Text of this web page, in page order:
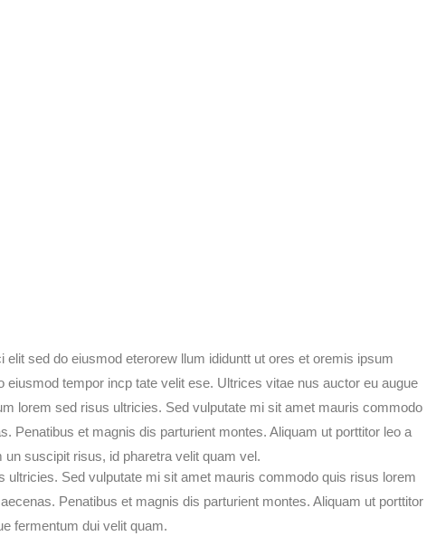
sed do eiusmod eterorew llum ididuntt ut ores et oremis ipsum
tempor incp tate velit ese. Ultrices vitae nus auctor eu augue
lorem sed risus ultricies. Sed vulputate mi sit amet mauris commodo
Penatibus et magnis dis parturient montes. Aliquam ut porttitor leo a
suscipit risus, id pharetra velit quam vel.
ultricies. Sed vulputate mi sit amet mauris commodo quis risus lorem
Penatibus et magnis dis parturient montes. Aliquam ut porttitor
fermentum dui velit quam.